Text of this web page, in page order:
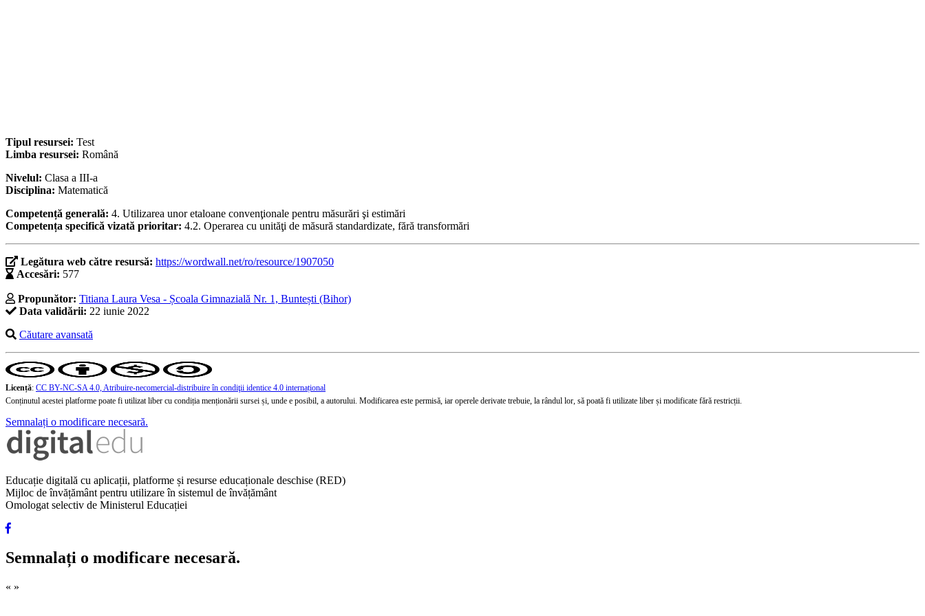
Tipul resursei: Test
Limba resursei: Română
Nivelul: Clasa a III-a
Disciplina: Matematică
Competență generală: 4. Utilizarea unor etaloane convenţionale pentru măsurări şi estimări
Competența specifică vizată prioritar: 4.2. Operarea cu unităţi de măsură standardizate, fără transformări
Legătura web către resursă: https://wordwall.net/ro/resource/1907050
Accesări: 577
Propunător: Titiana Laura Vesa - Școala Gimnazială Nr. 1, Buntești (Bihor)
Data validării: 22 iunie 2022
Căutare avansată
Licență: CC BY-NC-SA 4.0, Atribuire-necomercial-distribuire în condiţii identice 4.0 internațional
Conținutul acestei platforme poate fi utilizat liber cu condiția menționării sursei și, unde e posibil, a autorului. Modificarea este permisă, iar operele derivate trebuie, la rândul lor, să poată fi utilizate liber și modificate fără restricții.
Semnalați o modificare necesară.
Educație digitală cu aplicații, platforme și resurse educaționale deschise (RED)
Mijloc de învățământ pentru utilizare în sistemul de învățământ
Omologat selectiv de Ministerul Educației
Semnalați o modificare necesară.
« »